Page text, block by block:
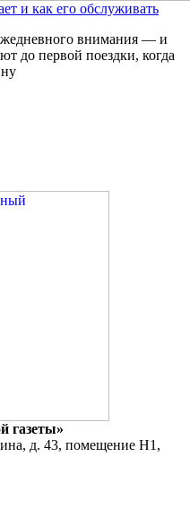
и как его обслуживать
внимания — и
до первой поездки, когда
газеты»
д. 43, помещение Н1,